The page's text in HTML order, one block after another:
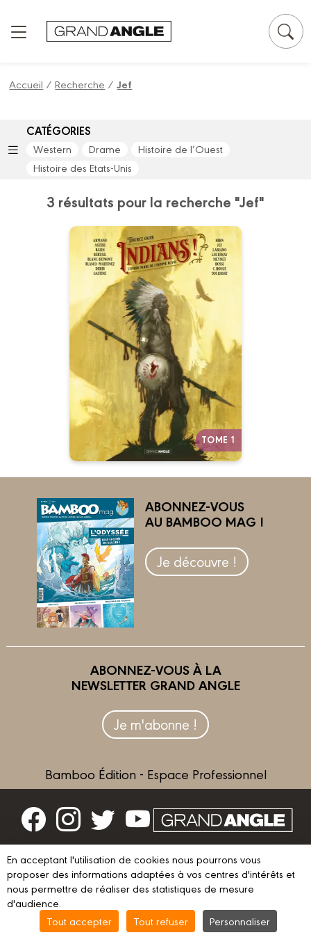
Accueil /Recherche /Jef
CATÉGORIES
Western Drame
Histoire de l’Ouest
Histoire des Etats-Unis
3 résultats pour la recherche "Jef"
TOME 1
Go West : Indians
!
Volume 02 - Histoire
Complète
Date de parution :
16/11/2022
Le parcours sauvage et violent
de l’aigle sacré des Indiens
pendant la conquête de l’Ouest.
Un western qui sent la poudre et
la boue…
Autres tomes
ABONNEZ-VOUS
AU BAMBOO MAG !
Je découvre !
ABONNEZ-VOUS À LA
NEWSLETTER GRAND ANGLE
Je m'abonne !
Bamboo Édition - Espace Professionnel
Contactez-nous
Devenir partenaire
© 2023 GRAND ANGLE Mentions légales Conditions d’utilisation
En acceptant l'utilisation de cookies nous pourrons vous
proposer des informations adaptées à vos centres d'intérêts et
nous permettre de réaliser des statistiques de mesure
d'audience.
Tout accepter
Tout refuser Personnaliser